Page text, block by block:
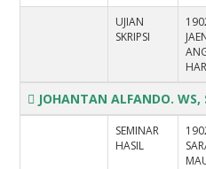
UJIAN
SKRIPSI
JOHANTAN ALFANDO.
SEMINAR
HASIL